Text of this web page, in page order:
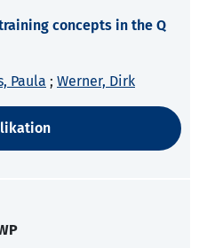
concepts in the Q
Paula ; Werner, Dirk